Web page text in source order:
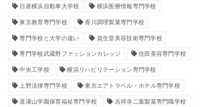
日産横浜自動車大学校 横浜医療情報専門学校
東京教育専門学校 香川調理製菓専門学校
専門学校と大学の違い 資生堂美容技術専門学校
専門学校武蔵野ファッションカレッジ 住田美容専門学校
中央工学校 横浜リハビリテーション専門学校
上野法律専門学校 東京エアトラベル・ホテル専門学校
道灌山学園保育福祉専門学校 吉祥寺二葉製菓専門職学校